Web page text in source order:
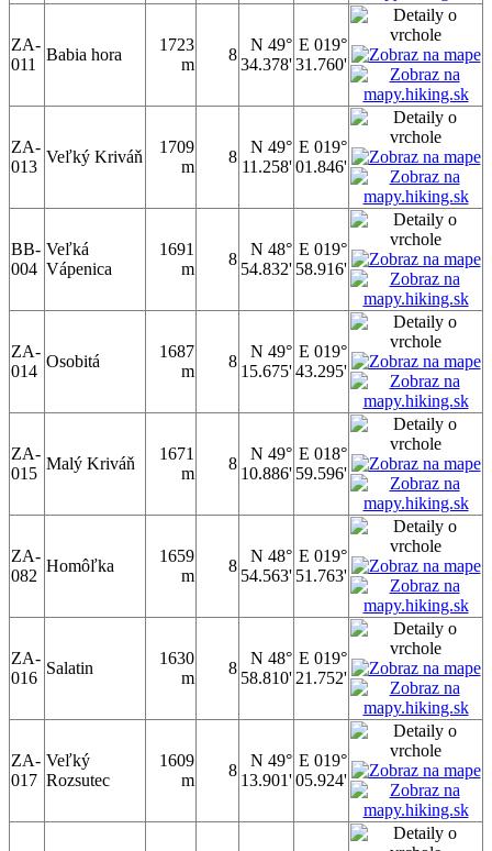
ZA-
011
Babia hora
1723
m
8
N 49°
34.378'
E 019°
31.760'
ZA-
013
Veľký Kriváň
1709
m
8
N 49°
11.258'
E 019°
01.846'
BB-
004
Veľká
Vápenica
1691
m
8
N 48°
54.832'
E 019°
58.916'
ZA-
014
Osobitá
1687
m
8
N 49°
15.675'
E 019°
43.295'
ZA-
015
Malý Kriváň
1671
m
8
N 49°
10.886'
E 018°
59.596'
ZA-
082
Homôľka
1659
m
8
N 48°
54.563'
E 019°
51.763'
ZA-
016
Salatin
1630
m
8
N 48°
58.810'
E 019°
21.752'
ZA-
017
Veľký
Rozsutec
1609
m
8
N 49°
13.901'
E 019°
05.924'